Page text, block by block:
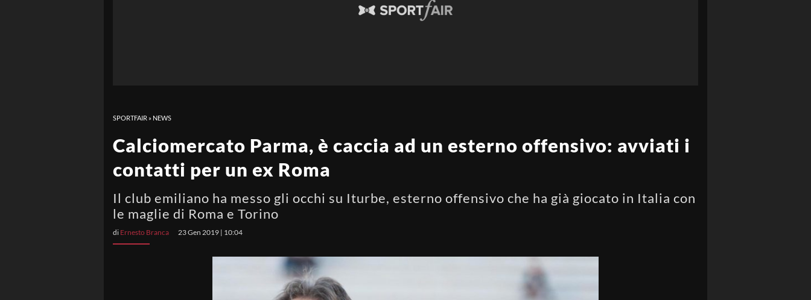
SPORTFAIR » NEWS
Calciomercato Parma, è caccia ad un esterno offensivo: avviati i
contatti per un ex Roma
Il club emiliano ha messo gli occhi su Iturbe, esterno offensivo che ha già giocato in Italia con
le maglie di Roma e Torino
di Ernesto Branca 23 Gen 2019 | 10:04